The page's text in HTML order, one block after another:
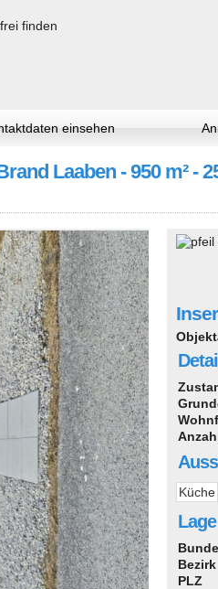
einsehen
Laaben - 950 m² -
Küche
Lage
Bezirk
PLZ